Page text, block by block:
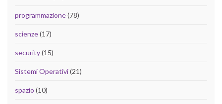
programmazione(78)
scienze(17)
security(15)
Sistemi Operativi(21)
spazio (10)